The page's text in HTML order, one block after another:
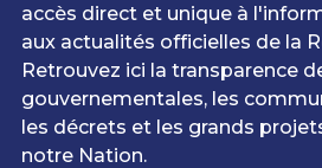
accès direct et unique à
aux actualités officielles de la
Retrouvez ici la transparence
gouvernementales, les
les décrets et les grands
notre Nation.